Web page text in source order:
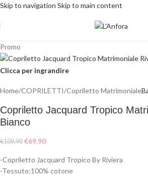
Skip to navigation Skip to main content
Promo
Clicca per ingrandire
Home/COPRILETTI/Copriletto Matrimoniale
Copriletto Jacquard Tropico
Bianco
€109,90 €69,90
-Copriletto Jacquard Tropico By Riviera
-Tessuto:100% cotone